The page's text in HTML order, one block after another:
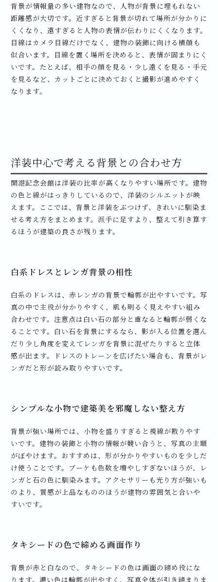
背景が情報量の多い建物なので、人物が背景に埋もれない
距離感が大切です。近すぎると背景が切れて場所が分かりに
くくなり、遠すぎると人物の表情が伝わりにくくなります。
目線はカメラ目線だけでなく、建物の装飾に向ける横顔も
似合います。目線を置く場所を決めると、表情が固まりにく
いです。たとえば、相手の顔を見る・少し遠くを見る・手元
を見るなど、カットごとに決めておくと撮影が進めやすく
なります。
洋装中心で考える背景との合わせ方
開港記念会館は洋装の比率が高くなりやすい場所です。建物
の色と線がはっきりしているので、洋装のシルエットが映
えます。ここでは、背景と洋装をぶつけず、きれいに馴染ま
せる考え方をまとめます。派手に足すより、整えて引き算す
るほうが建築の良さが残ります。
白系ドレスとレンガ背景の相性
白系のドレスは、赤レンガの背景で輪郭が出やすいです。写
真の中で主役が分かりやすく、肌も明るく見えやすい組み
合わせです。注意点は白い石の部分と重なると輪郭が弱くな
ることです。白い石を背景にするなら、影が入る位置を選ん
だり少し角度を変えてレンガを背景に混ぜたりすると立体
感が出ます。ドレスのトレーンを広げたい場合も、背景がレ
ンガだと形が読み取りやすいです。
シンプルな小物で建築美を邪魔しない整え方
背景が強い場所では、小物を盛りすぎると視線が散りやす
いです。建物の装飾と小物の情報が競い合うと、写真の主題
がぼやけます。おすすめは、形が分かりやすいものを少しだ
け使うことです。ブーケも色数を増やしすぎないほうが、レ
ンガと石の色に馴染みます。アクセサリーも光り方が強いも
のより、質感が上品なもののほうが建物の雰囲気と合いや
すいです。
タキシードの色で締める画面作り
背景が赤と白なので、タキシードの色は画面の締め役にな
ります。濃い色は輪郭が出やすく、写真全体が引き締まりま